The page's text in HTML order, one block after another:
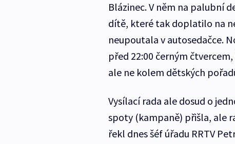
Blázinec. V něm na palubní
dítě, které tak doplatilo na
neupoutala v autosedačce.
před 22:00 černým
ale ne kolem dětských
Vysílací rada ale dosud o
spoty (kampaně) přišla, ale
řekl dnes šéf úřadu RRTV